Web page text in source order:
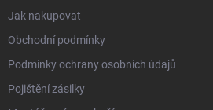
Jak nakupovat
Obchodní podmínky
Podmínky ochrany osobních údajů
Pojištění zásilky